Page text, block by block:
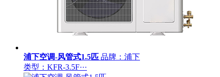
浦下空调-风管式1.5匹 品牌：浦下
类型：KFR-3.5F···